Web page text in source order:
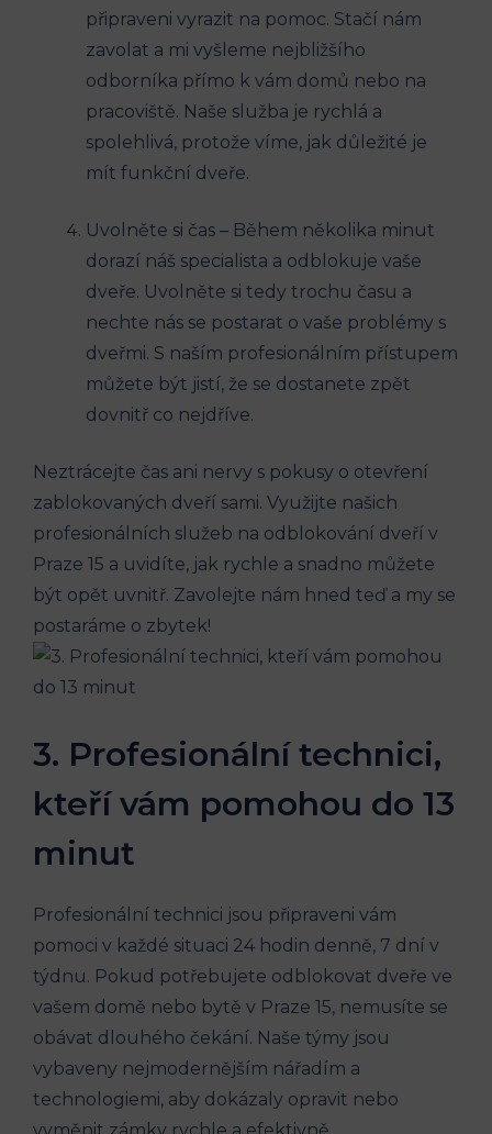
připraveni vyrazit⁢ na pomoc. Stačí ⁣nám
zavolat ‌a​ mi vyšleme nejbližšího
odborníka ‍přímo k‍ vám domů nebo na⁤
pracoviště. Naše ⁢služba je rychlá a
spolehlivá, protože⁢ víme, jak důležité je
mít funkční ‌dveře.
Uvolněte si čas – Během ‌několika minut
dorazí náš specialista a odblokuje vaše
dveře. Uvolněte ‌si tedy trochu času a
nechte nás se ​postarat o vaše problémy s⁣
dveřmi. S naším profesionálním přístupem
můžete být‌ jistí, že‍ se dostanete zpět
dovnitř co nejdříve.
Neztrácejte čas ani nervy s pokusy ‍o⁢ otevření
zablokovaných dveří⁢ sami. Využijte našich
profesionálních služeb na odblokování dveří v
Praze 15 a uvidíte, jak ⁢rychle a ⁤snadno můžete
být⁤ opět uvnitř. ⁢Zavolejte nám hned ‍teď a my ‌se
‍postaráme o zbytek!
3.‌ Profesionální technici,
kteří⁢ vám pomohou do 13
minut
Profesionální ‌technici⁣ jsou připraveni‌ vám
pomoci v každé ⁣situaci‌ 24 hodin denně, 7 dní ​v
týdnu. Pokud potřebujete‍ odblokovat dveře ve
vašem domě‍ nebo bytě v⁢ Praze 15, nemusíte se
obávat dlouhého čekání. Naše týmy jsou
vybaveny nejmodernějším nářadím a
technologiemi, aby ‍dokázaly opravit nebo